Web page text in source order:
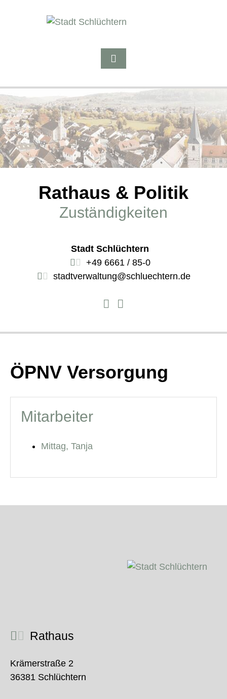
Rathaus & Politik
Zuständigkeiten
Stadt Schlüchtern
+49 6661 / 85-0
stadtverwaltung@schluechtern.de
ÖPNV Versorgung
Mitarbeiter
Mittag, Tanja
Rathaus
Krämerstraße 2
36381 Schlüchtern